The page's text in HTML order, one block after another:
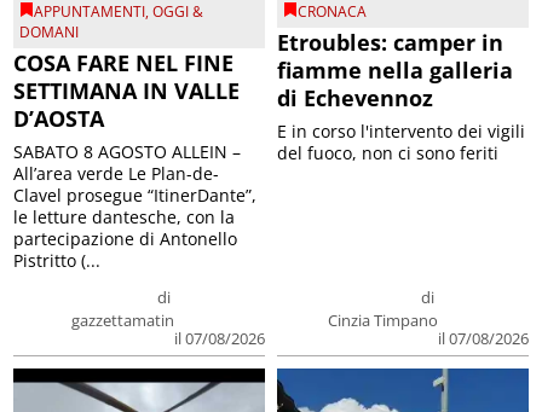
APPUNTAMENTI,OGGI &
DOMANI
COSA FARE NEL FINE
SETTIMANA IN VALLE
D’AOSTA
di
gazzettamatin
il 07/08/2026
SABATO 8 AGOSTO ALLEIN –
All’area verde Le Plan-de-
Clavel prosegue “ItinerDante”,
le letture dantesche, con la
partecipazione di Antonello
Pistritto (...
CRONACA
Etroubles: camper in
fiamme nella galleria
di Echevennoz
di
Cinzia Timpano
il 07/08/2026
E in corso l'intervento dei vigili
del fuoco, non ci sono feriti